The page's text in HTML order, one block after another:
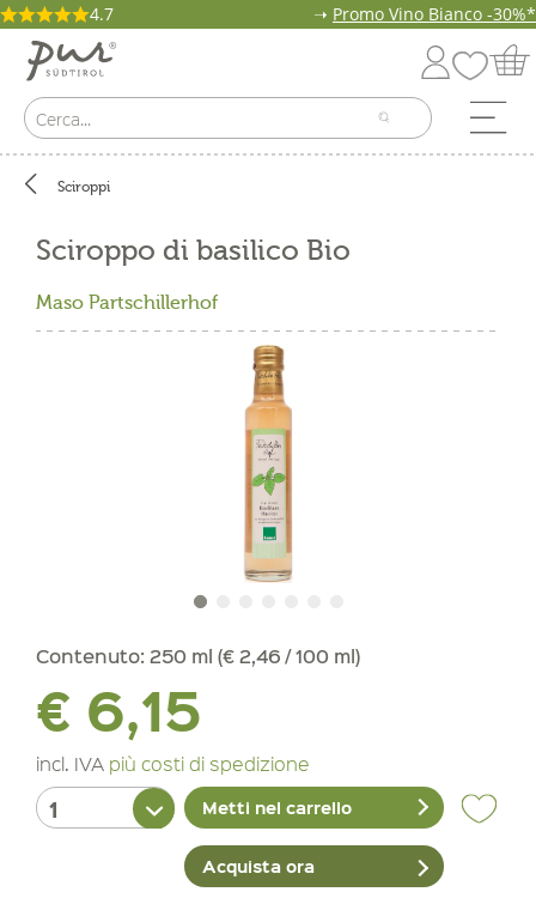
4.7 ➝ Promo Vino Bianco -30%*
Sciroppi
Sciroppo di basilico Bio
Maso Partschillerhof
Contenuto: 250 ml (€ 2,46 / 100 ml)
€ 6,15
incl. IVA più costi di spedizione
Metti nel carrello
Acquista ora